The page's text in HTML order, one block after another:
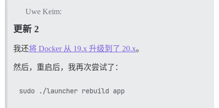
Uwe Keim:
更新 2
我还将 Docker 从 19.x 升级到了 20.x。
然后，重启后，我再次尝试了：